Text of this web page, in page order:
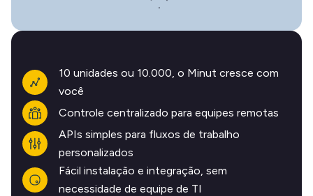
10 unidades ou 10.000, o Minut cresce com
você
Controle centralizado para equipes remotas
APIs simples para fluxos de trabalho
personalizados
Fácil instalação e integração, sem
necessidade de equipe de TI